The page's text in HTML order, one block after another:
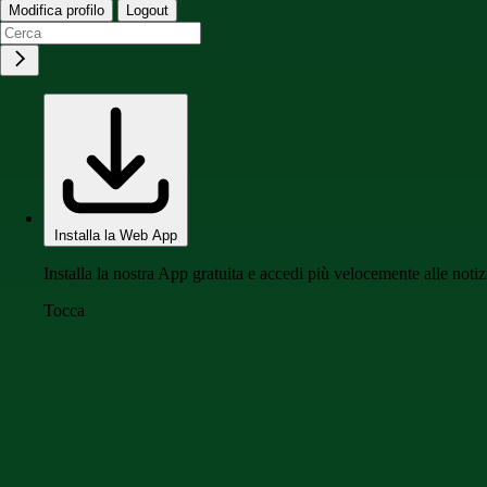
Modifica profilo Logout
Installa la Web App
Installa la nostra App gratuita e accedi più velocemente alle
Tocca